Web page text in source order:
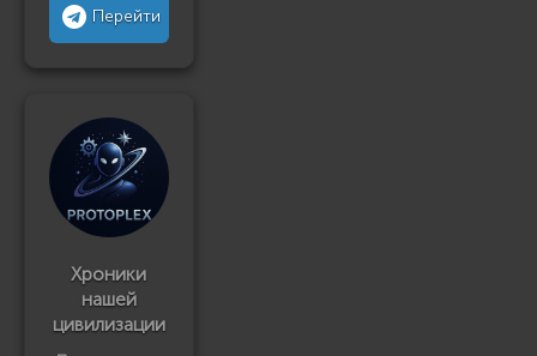
Перейти
Хроники
нашей
цивилизации